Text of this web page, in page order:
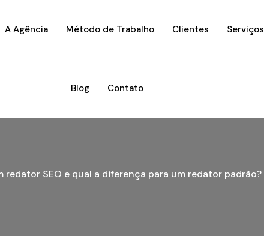
A Agência Método de Trabalho Clientes Serviços
Blog Contato
redator SEO e qual a diferença para um redator padrão?